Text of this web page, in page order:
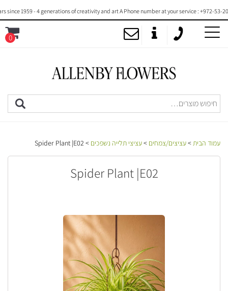
1959 - 4 generations of creativity and art A Phone number at your service : +972-53-2000-
0
עמוד הבית>עציצים/צמחים >עציצי תלייה נשפכים > Spider Plant |E02
Spider Plant |E02